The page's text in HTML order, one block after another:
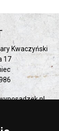
Kwaczyński
17